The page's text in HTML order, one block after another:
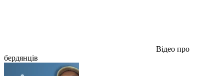
Відео про
бердянців